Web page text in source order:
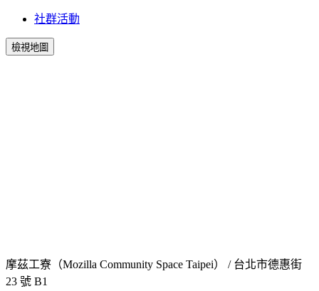
社群活動
檢視地圖
摩茲工寮（Mozilla Community Space Taipei） / 台北市德惠街
23 號 B1